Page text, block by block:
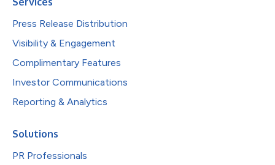
Press Release Distribution
Visibility & Engagement
Complimentary Features
Investor Communications
Reporting & Analytics
Solutions
PR Professionals